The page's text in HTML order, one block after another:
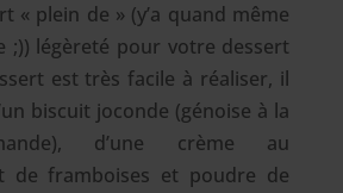
« plein de » (y’a quand même
;)) légèreté pour votre dessert
est très facile à réaliser, il
biscuit joconde (génoise à la
d’une crème au
de framboises et poudre de